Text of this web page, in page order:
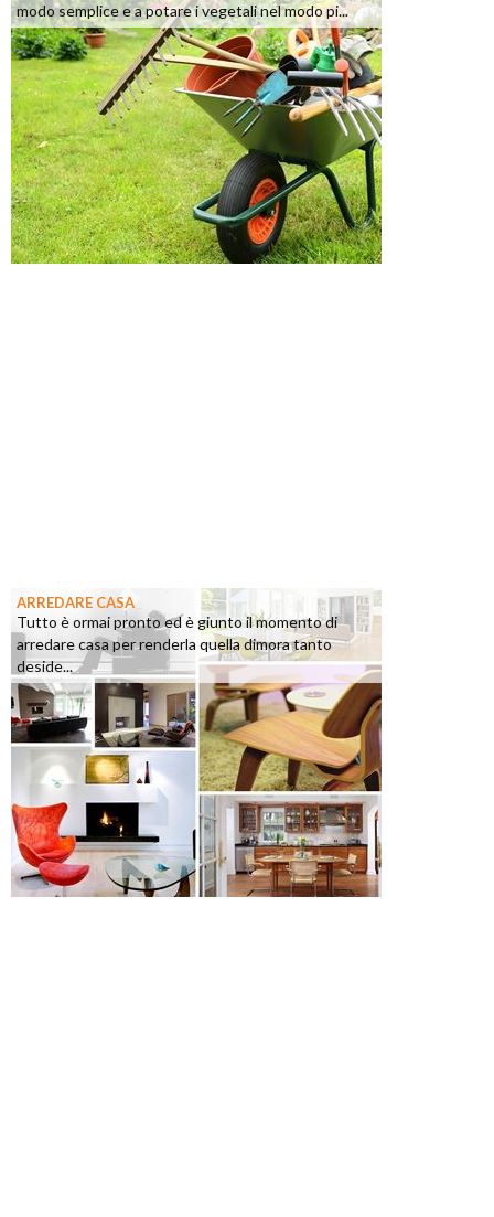
modo semplice e a potare i vegetali nel modo pi...
ARREDARE CASA
Tutto è ormai pronto ed è giunto il momento di
arredare casa per renderla quella dimora tanto
deside...